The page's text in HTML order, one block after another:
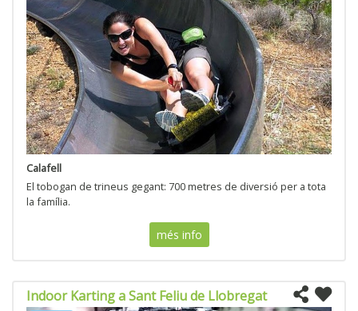
Calafell
El tobogan de trineus gegant: 700 metres de diversió per a tota
la família.
més info
Indoor Karting a Sant Feliu de Llobregat